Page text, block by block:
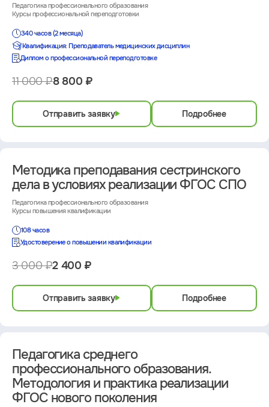
Педагогика профессионального образования
Курсы профессиональной переподготовки
340 часов (2 месяца)
Квалификация: Преподаватель медицинских дисциплин
Диплом о профессиональной переподготовке
11 000 ₽8 800 ₽
Отправить заявку Подробнее
Методика преподавания сестринского
дела в условиях реализации ФГОС СПО
Педагогика профессионального образования
Курсы повышения квалификации
108 часов
Удостоверение о повышении квалификации
3 000 ₽2 400 ₽
Отправить заявку Подробнее
Педагогика среднего
профессионального образования.
Методология и практика реализации
ФГОС нового поколения